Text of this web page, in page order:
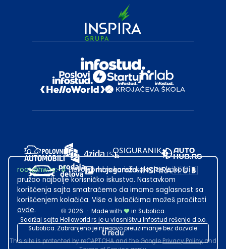
2026 · Made with
in Subotica.
Sadržaj sajta Helloworld.rs je u vlasništvu Infostud rešenja d.o.o.
Subotica. Zabranjeno je njegovo preuzimanje bez dozvole.
This site is protected by reCAPTCHA and the GooglePrivacy Policyand
root@hw.rs:~#Helloworld.rs koristi kolačiće kako bi ti
pružao najbolje korisničko iskustvo. Nastavkom
korišćenja sajta smatraćemo da imamo saglasnost sa
korišćenjem kolačića. Više o kolačićima možeš pročitati
ovde.
U redu